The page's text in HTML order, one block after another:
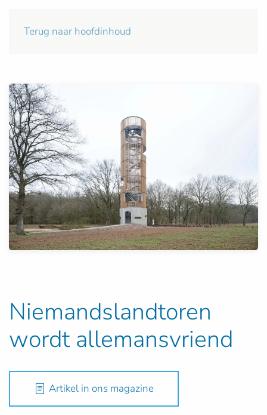
Terug naar hoofdinhoud
Niemandslandtoren
wordt allemansvriend
Artikel in ons magazine